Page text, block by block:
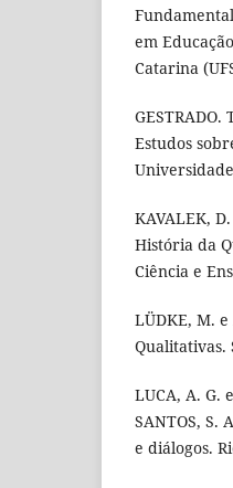
em
Catarina
Estudos
KAVALEK,
História da
Ciência e
LÜDKE, M.
Qualitativas.
LUCA, A. G.
SANTOS, S.
e diálogos.